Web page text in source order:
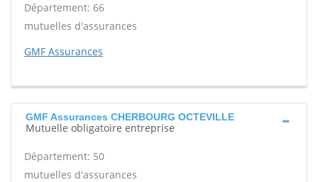
Département: 66
mutuelles d'assurances
GMF Assurances
GMF Assurances CHERBOURG OCTEVILLE
Mutuelle obligatoire entreprise
Département: 50
mutuelles d'assurances